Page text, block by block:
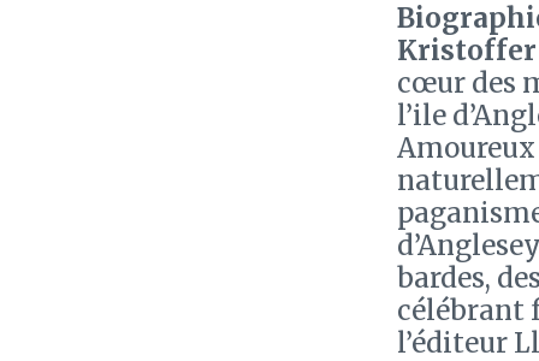
Kristoffer
cœur des
l’ile
bardes,
célébrant
l’éditeur